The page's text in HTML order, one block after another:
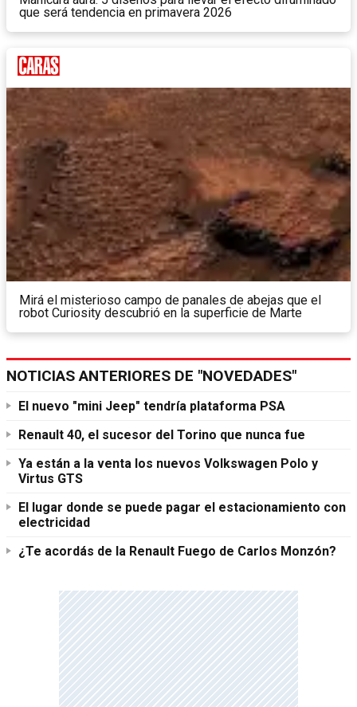
que será tendencia en primavera 2026
Mirá el misterioso campo de panales de abejas que el
robot Curiosity descubrió en la superficie de Marte
NOTICIAS ANTERIORES DE "NOVEDADES"
El nuevo "mini Jeep" tendría plataforma PSA
Renault 40, el sucesor del Torino que nunca fue
Ya están a la venta los nuevos Volkswagen Polo y
Virtus GTS
El lugar donde se puede pagar el estacionamiento con
electricidad
¿Te acordás de la Renault Fuego de Carlos Monzón?